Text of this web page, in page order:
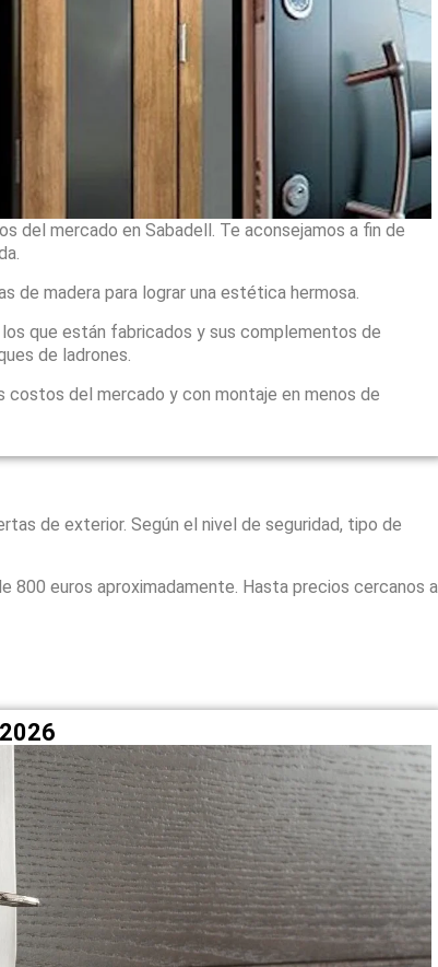
del mercado en Sabadell. Te aconsejamos a fin de
de madera para lograr una estética hermosa.
que están fabricados y sus complementos de
de ladrones.
del mercado y con montaje en menos de
de exterior. Según el nivel de seguridad, tipo de
800 euros aproximadamente. Hasta precios cercanos a